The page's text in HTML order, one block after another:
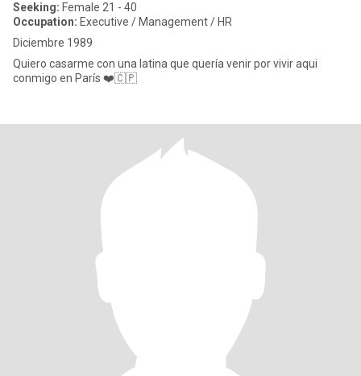
Seeking: Female 21 - 40
Occupation: Executive / Management / HR
Diciembre 1989
Quiero casarme con una latina que quería venir por vivir aqui
conmigo en París ❤️🇨🇵